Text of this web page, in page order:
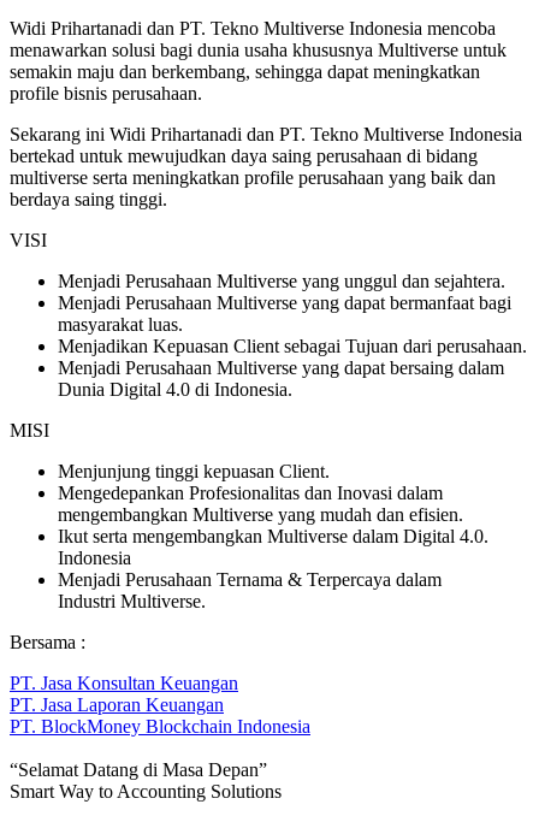
Widi Prihartanadi dan PT. Tekno Multiverse Indonesia mencoba
menawarkan solusi bagi dunia usaha khususnya Multiverse untuk
semakin maju dan berkembang, sehingga dapat meningkatkan
profile bisnis perusahaan.
Sekarang ini Widi Prihartanadi dan PT. Tekno Multiverse Indonesia
bertekad untuk mewujudkan daya saing perusahaan di bidang
multiverse serta meningkatkan profile perusahaan yang baik dan
berdaya saing tinggi.
VISI
Menjadi Perusahaan Multiverse yang unggul dan sejahtera.
Menjadi Perusahaan Multiverse yang dapat bermanfaat bagi
masyarakat luas.
Menjadikan Kepuasan Client sebagai Tujuan dari perusahaan.
Menjadi Perusahaan Multiverse yang dapat bersaing dalam
Dunia Digital 4.0 di Indonesia.
MISI
Menjunjung tinggi kepuasan Client.
Mengedepankan Profesionalitas dan Inovasi dalam
mengembangkan Multiverse yang mudah dan efisien.
Ikut serta mengembangkan Multiverse dalam Digital 4.0.
Indonesia
Menjadi Perusahaan Ternama & Terpercaya dalam
Industri Multiverse.
Bersama :
PT. Jasa Konsultan Keuangan
PT. Jasa Laporan Keuangan
PT. BlockMoney Blockchain Indonesia
“Selamat Datang di Masa Depan”
Smart Way to Accounting Solutions